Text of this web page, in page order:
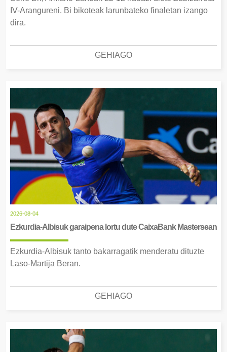
IV-Arangureni. Bi bikoteak larunbateko finaletan izango
dira.
GEHIAGO
2026-08-04
Ezkurdia-Albisuk garaipena lortu dute CaixaBank Mastersean
Ezkurdia-Albisuk tanto bakarragatik menderatu dituzte
Laso-Martija Beran.
GEHIAGO